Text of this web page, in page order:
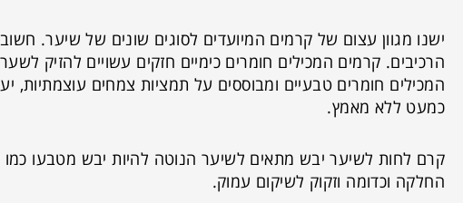
ישנו מגוון עצום של קרמים המיועדים לסוגים שונים של שיער.
הרכיבים. קרמים המכילים חומרים כימיים חזקים עשויים להזיק
המכילים חומרים טבעיים ומבוססים על תמציות צמחים
כמעט ללא מאמץ.
קרם לחות לשיער יבש מתאים לשיער הנוטה להיות יבש מטבעו
החלקה וכדומה וזקוק לשיקום עמוק.